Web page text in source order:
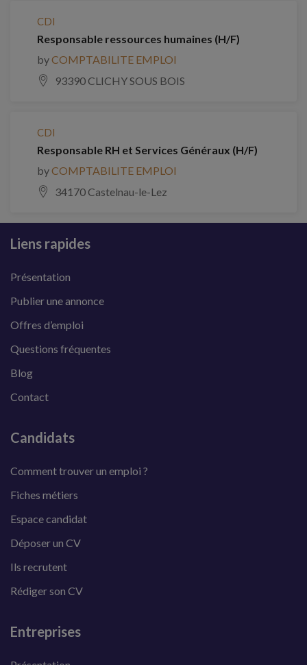
CDI
Responsable ressources humaines (H/F)
byCOMPTABILITE EMPLOI
93390 CLICHY SOUS BOIS
CDI
Responsable RH et Services Généraux (H/F)
byCOMPTABILITE EMPLOI
34170 Castelnau-le-Lez
Liens rapides
Présentation
Publier une annonce
Offres d’emploi
Questions fréquentes
Blog
Contact
Candidats
Comment trouver un emploi ?
Fiches métiers
Espace candidat
Déposer un CV
Ils recrutent
Rédiger son CV
Entreprises